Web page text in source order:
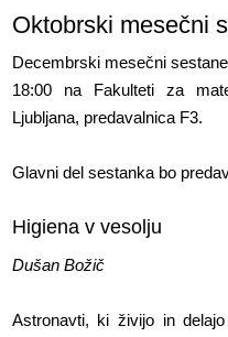
Oktobrski mesečni
Decembrski mesečni
18:00 na Fakulteti za
Ljubljana, predavalnica F3.
Glavni del sestanka bo
Higiena v vesolju
Dušan Božič
Astronavti, ki živijo in